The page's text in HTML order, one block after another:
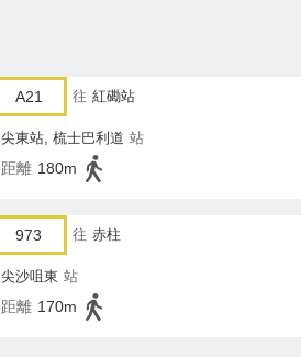
A21 往 紅磡站
尖東站, 梳士巴利道 站
距離 180m
973 往 赤柱
尖沙咀東 站
距離 170m